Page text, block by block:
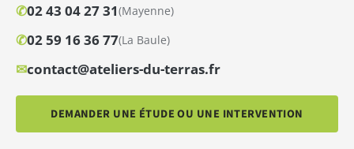
✆02 43 04 27 31(Mayenne)
✆02 59 16 36 77(La Baule)
✉contact@ateliers-du-terras.fr
DEMANDER UNE ÉTUDE OU UNE INTERVENTION